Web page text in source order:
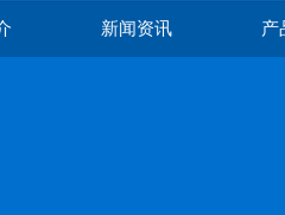
新闻资讯 产